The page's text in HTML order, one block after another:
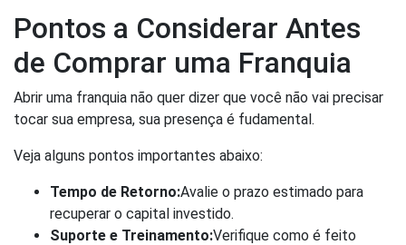
Pontos a Considerar Antes
de Comprar uma Franquia
Abrir uma franquia não quer dizer que você não vai precisar
tocar sua empresa, sua presença é fudamental.
Veja alguns pontos importantes abaixo:
Tempo de Retorno:Avalie o prazo estimado para
recuperar o capital investido.
Suporte e Treinamento:Verifique como é feito